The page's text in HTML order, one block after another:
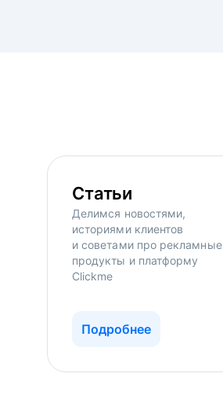
Статьи
Делимся новостями,
историями клиентов
и советами про рекламные
продукты и платформу
Clickme
Подробнее